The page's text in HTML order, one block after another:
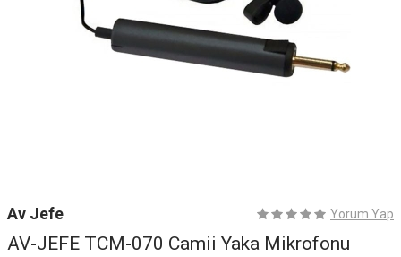
Av Jefe Yorum Yap
AV-JEFE TCM-070 Camii Yaka Mikrofonu